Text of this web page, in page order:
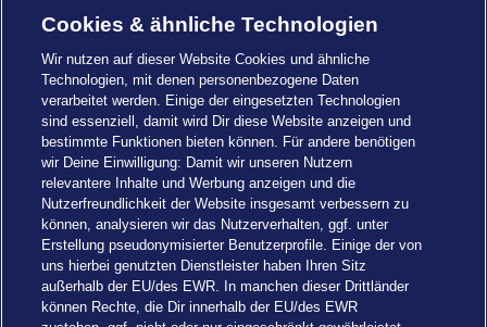
Cookies & ähnliche Technologien
Wir nutzen auf dieser Website Cookies und ähnliche
Technologien, mit denen personenbezogene Daten
verarbeitet werden. Einige der eingesetzten Technologien
sind essenziell, damit wird Dir diese Website anzeigen und
bestimmte Funktionen bieten können. Für andere benötigen
wir Deine Einwilligung: Damit wir unseren Nutzern
relevantere Inhalte und Werbung anzeigen und die
Nutzerfreundlichkeit der Website insgesamt verbessern zu
können, analysieren wir das Nutzerverhalten, ggf. unter
Erstellung pseudonymisierter Benutzerprofile. Einige der von
uns hierbei genutzten Dienstleister haben Ihren Sitz
außerhalb der EU/des EWR. In manchen dieser Drittländer
können Rechte, die Dir innerhalb der EU/des EWR